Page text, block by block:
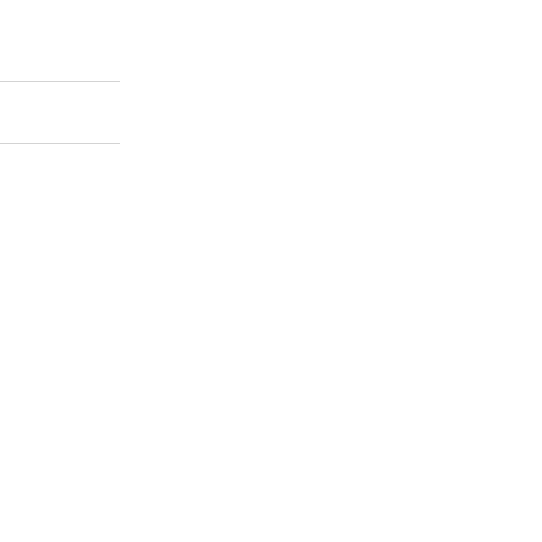
DE BUZOS CON PREVENCIÓN Y CUIDADO
MEJORANDO LA CIRCULACIÓN DE NUESTRA CIUDAD